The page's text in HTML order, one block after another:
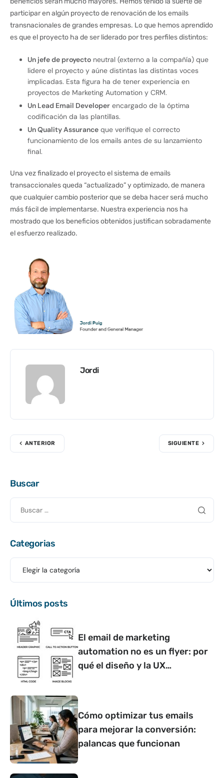
participar en algún proyecto de renovación de los emails
transnacionales de grandes empresas. Lo que hemos aprendido
es que el proyecto ha de ser liderado por tres perfiles distintos:
Un jefe de proyecto neutral (externo a la compañía) que
lidere el proyecto y aúne distintas las distintas voces
implicadas. Esta figura ha de tener experiencia en
proyectos de Marketing Automation y CRM.
Un Lead Email Developer encargado de la óptima
codificación da las plantillas.
Un Quality Assurance que verifique el correcto
funcionamiento de los emails antes de su lanzamiento
final.
Una vez finalizado el proyecto el sistema de emails
transaccionales queda “actualizado” y optimizado, de manera
que cualquier cambio posterior que se deba hacer será mucho
más fácil de implementarse. Nuestra experiencia nos ha
mostrado que los beneficios obtenidos justifican sobradamente
el esfuerzo realizado.
Jordi
ANTERIOR SIGUIENTE
Buscar
Categorias
Últimos posts
El email de marketing
automation no es un flyer: por
qué el diseño y la UX
Cómo optimizar tus emails
para mejorar la conversión:
palancas que funcionan